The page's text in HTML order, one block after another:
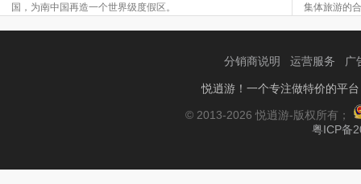
国，为南中国再造一个世界级度假区。
集体旅游的
分销商说明 运营服务 广
悦逍游！一个专注做特价的平
© 2013-2026 悦逍游-版权所有；
粤ICP备